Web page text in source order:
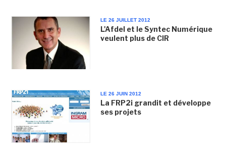
LE 26 JUILLET 2012
L'Afdel et le Syntec Numérique
veulent plus de CIR
LE 26 JUIN 2012
La FRP2i grandit et développe
ses projets